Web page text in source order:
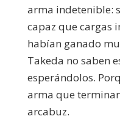
arma indetenible:
capaz que cargas
habían ganado
Takeda no saben
esperándolos.
arma que
arcabuz.